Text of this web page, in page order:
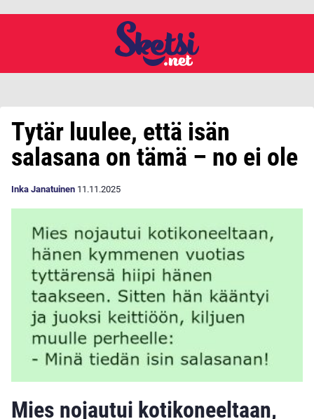
Tytär luulee, että isän
salasana on tämä – no ei ole
Inka Janatuinen 11.11.2025
Mies nojautui kotikoneeltaan,